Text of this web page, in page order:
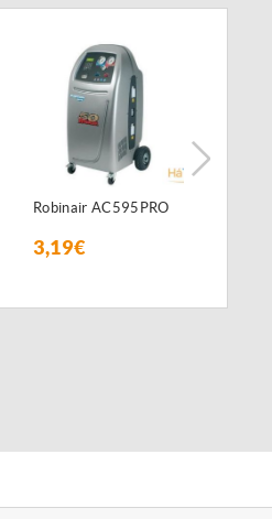
Robinair AC595PRO
3,19€